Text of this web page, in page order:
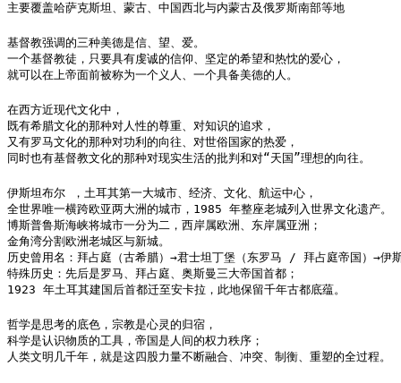
主要覆盖哈萨克斯坦、蒙古、中国西北与内蒙古及俄罗斯南部等地
基督教强调的三种美德是信、望、爱。
一个基督教徒，只要具有虔诚的信仰、坚定的希望和热忱的爱心，
就可以在上帝面前被称为一个义人、一个具备美德的人。
在西方近现代文化中，
既有希腊文化的那种对人性的尊重、对知识的追求，
又有罗马文化的那种对功利的向往、对世俗国家的热爱，
同时也有基督教文化的那种对现实生活的批判和对“天国”理想的向往。
伊斯坦布尔 ，土耳其第一大城市、经济、文化、航运中心，
全世界唯一横跨欧亚两大洲的城市，1985 年整座老城列入世界文化遗产。
博斯普鲁斯海峡将城市一分为二，西岸属欧洲、东岸属亚洲；
金角湾分割欧洲老城区与新城。
历史曾用名：拜占庭（古希腊）→君士坦丁堡（东罗马 / 拜占庭帝国）→伊
特殊历史：先后是罗马、拜占庭、奥斯曼三大帝国首都；
1923 年土耳其建国后首都迁至安卡拉，此地保留千年古都底蕴。
哲学是思考的底色，宗教是心灵的归宿，
科学是认识物质的工具，帝国是人间的权力秩序；
人类文明几千年，就是这四股力量不断融合、冲突、制衡、重塑的全过程。